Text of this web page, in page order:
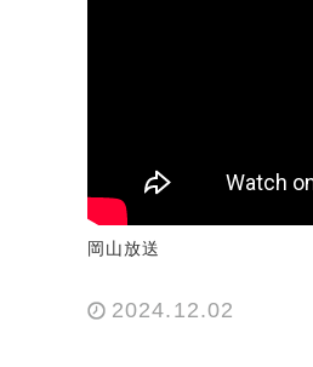
岡山放送
2024.12.02